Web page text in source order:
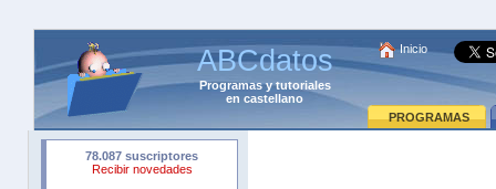
ABCdatos
Programasytutoriales
en castellano
Inicio
PROGRAMAS